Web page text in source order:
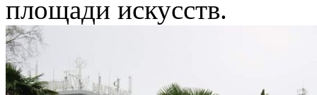
площади искусств.